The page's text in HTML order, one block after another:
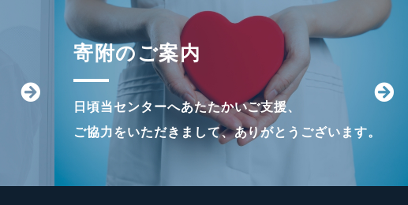
寄附のご案内
日頃当センターへあたたかいご支援、
ご協力をいただきまして、ありがとうございます。